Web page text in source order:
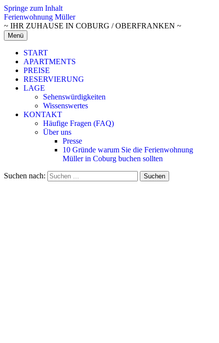
Springe zum Inhalt
Ferienwohnung Müller
~ IHR ZUHAUSE IN COBURG / OBERFRANKEN ~
Menü
START
APARTMENTS
PREISE
RESERVIERUNG
LAGE
Sehenswürdigkeiten
Wissenswertes
KONTAKT
Häufige Fragen (FAQ)
Über uns
Presse
10 Gründe warum Sie die Ferienwohnung
Müller in Coburg buchen sollten
Suchen nach: